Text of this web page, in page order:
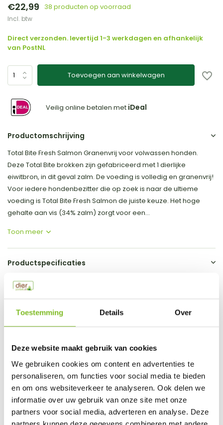
Toestemming Details Over
Deze website maakt gebruik van cookies
We gebruiken cookies om content en advertenties te
personaliseren, om functies voor social media te bieden
en om ons websiteverkeer te analyseren. Ook delen we
informatie over uw gebruik van onze site met onze
partners voor social media, adverteren en analyse. Deze
€22,99 38 producten op voorraad
Incl. btw
Direct verzonden. levertijd 1-3 werkdagen en afhankelijk
van PostNL
Toevoegen aan winkelwagen
Veilig online betalen met iDeal
Productomschrijving
Total Bite Fresh Salmon Granenvrij voor volwassen honden.
Deze Total Bite brokken zijn gefabriceerd met 1 dierlijke
eiwitbron, in dit geval zalm. De voeding is volledig en granenvrij!
Voor iedere hondenbezitter die op zoek is naar de ultieme
voeding is Total Bite Fresh Salmon de juiste keuze. Het hoge
gehalte aan vis (34% zalm) zorgt voor een...
Toon meer
Productspecificaties
EAN
Vergelijk
Our employee is happy to help you find the right product
Send mail
This product is available in the following variants: